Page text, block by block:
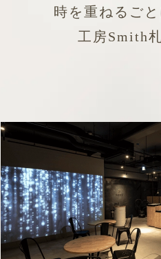
時を重ねるご
工房Smith